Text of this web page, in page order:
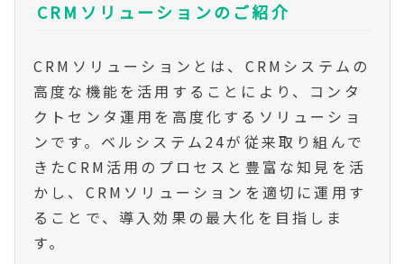
CRMソリューションのご紹介
CRMソリューションとは、CRMシステムの
高度な機能を活用することにより、コンタ
クトセンタ運用を高度化するソリューショ
ンです。ベルシステム24が従来取り組んで
きたCRM活用のプロセスと豊富な知見を活
かし、CRMソリューションを適切に運用す
ることで、導入効果の最大化を目指しま
す。